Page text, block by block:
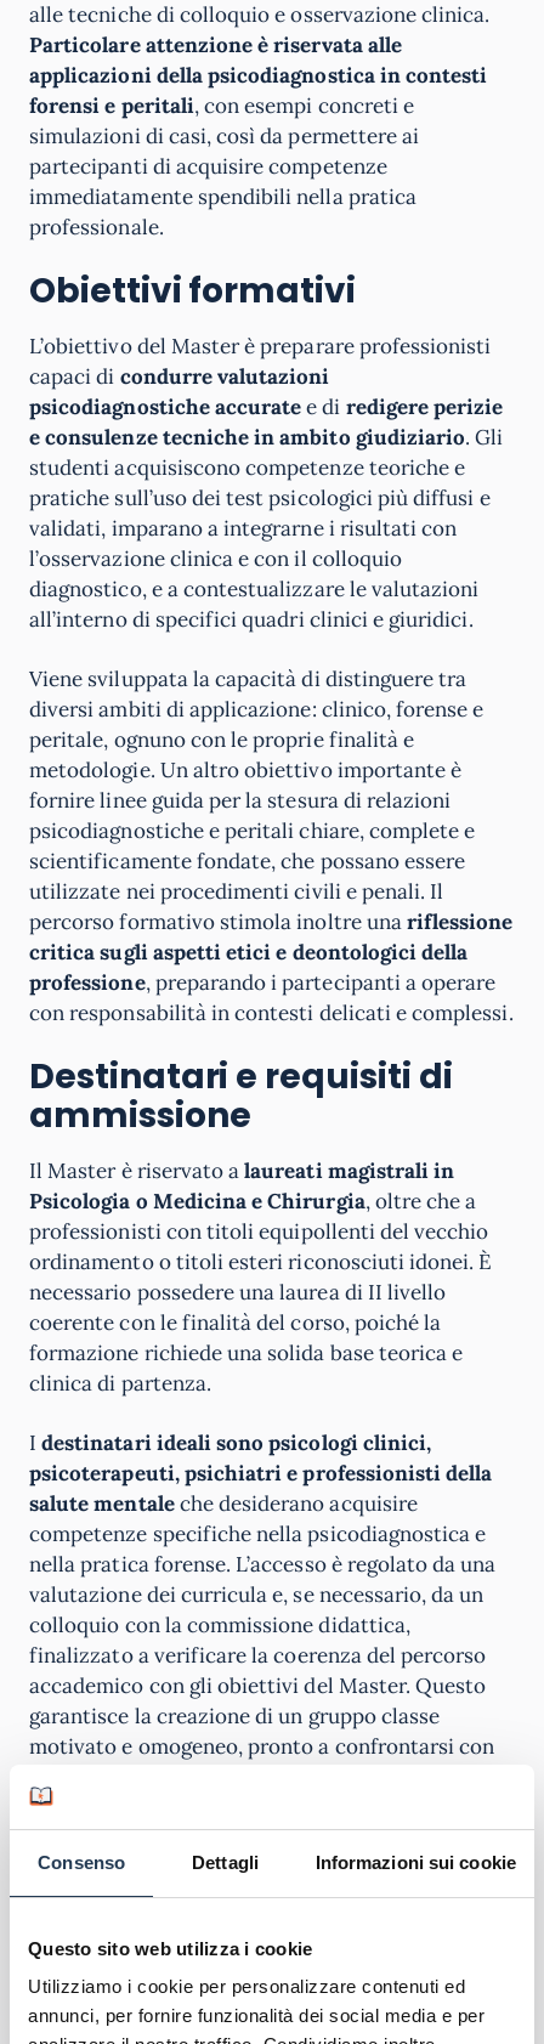
Consenso Dettagli Informazioni sui cookie
Questo sito web utilizza i cookie
Utilizziamo i cookie per personalizzare contenuti ed
annunci, per fornire funzionalità dei social media e per
alle tecniche di colloquio e osservazione clinica.
Particolare attenzione è riservata alle
applicazioni della psicodiagnostica in contesti
forensi e peritali, con esempi concreti e
simulazioni di casi, così da permettere ai
partecipanti di acquisire competenze
immediatamente spendibili nella pratica
professionale.
Obiettivi formativi
L’obiettivo del Master è preparare professionisti
capaci di condurre valutazioni
psicodiagnostiche accuratee di redigere perizie
e consulenze tecniche in ambito giudiziario. Gli
studenti acquisiscono competenze teoriche e
pratiche sull’uso dei test psicologici più diffusi e
validati, imparano a integrarne i risultati con
l’osservazione clinica e con il colloquio
diagnostico, e a contestualizzare le valutazioni
all’interno di specifici quadri clinici e giuridici.
Viene sviluppata la capacità di distinguere tra
diversi ambiti di applicazione: clinico, forense e
peritale, ognuno con le proprie finalità e
metodologie. Un altro obiettivo importante è
fornire linee guida per la stesura di relazioni
psicodiagnostiche e peritali chiare, complete e
scientificamente fondate, che possano essere
utilizzate nei procedimenti civili e penali. Il
percorso formativo stimola inoltre unariflessione
critica sugli aspetti etici e deontologici della
professione, preparando i partecipanti a operare
con responsabilità in contesti delicati e complessi.
Destinatari e requisiti di
ammissione
Il Master è riservato alaureati magistrali in
Psicologia o Medicina e Chirurgia, oltre che a
professionisti con titoli equipollenti del vecchio
ordinamento o titoli esteri riconosciuti idonei. È
necessario possedere una laurea di II livello
coerente con le finalità del corso, poiché la
formazione richiede una solida base teorica e
clinica di partenza.
Idestinatari ideali sono psicologi clinici,
psicoterapeuti, psichiatri e professionisti della
salute mentaleche desiderano acquisire
competenze specifiche nella psicodiagnostica e
nella pratica forense. L’accesso è regolato da una
valutazione dei curricula e, se necessario, da un
colloquio con la commissione didattica,
finalizzato a verificare la coerenza del percorso
accademico con gli obiettivi del Master. Questo
garantisce la creazione di un gruppo classe
motivato e omogeneo, pronto a confrontarsi con
evoluzione.
Figure professionali e
sbocchi lavorativi
I diplomati del Master in Psicodiagnostica Clinica,
Forense e Peritale potranno svolgere attività di
valutazione psicodiagnostica in ambito clinico e di